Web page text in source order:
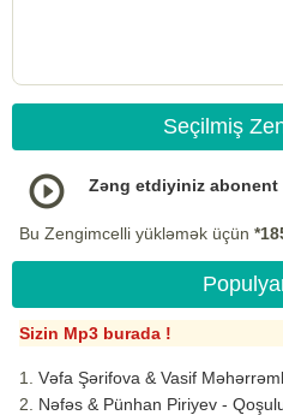
Seçilmiş
Zəng etdiyiniz abonent
Bu Zengimcelli yükləmək üçün
Sizin Mp3 burada !
Vəfa Şərifova & Vasif
Nəfəs & Pünhan Piriyev -